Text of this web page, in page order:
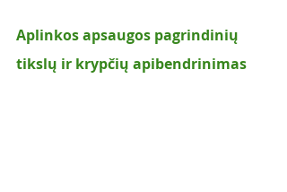
Aplinkos apsaugos pagrindinių
tikslų ir krypčių apibendrinimas